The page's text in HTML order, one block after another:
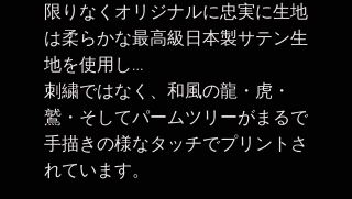
限りなくオリジナルに忠実に生地
は柔らかな最高級日本製サテン生
地を使用し…
刺繍ではなく、和風の龍・虎・
鷲・そしてパームツリーがまるで
手描きの様なタッチでプリントさ
れています。